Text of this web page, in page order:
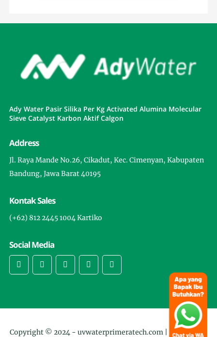
Ady Water Pasir Silika Per Kg Activated Alumina Molecular
Sieve Catalyst Karbon Aktif Calgon
Address
Jl. Raya Mande No.26, Cikadut, Kec. Cimenyan, Kabupaten
Bandung, Jawa Barat 40195
Kontak Sales
(+62) 812 2445 1004 Kartiko
Social Media
Copyright © 2024 - uvwaterprimeratech.com | Jual Lampu